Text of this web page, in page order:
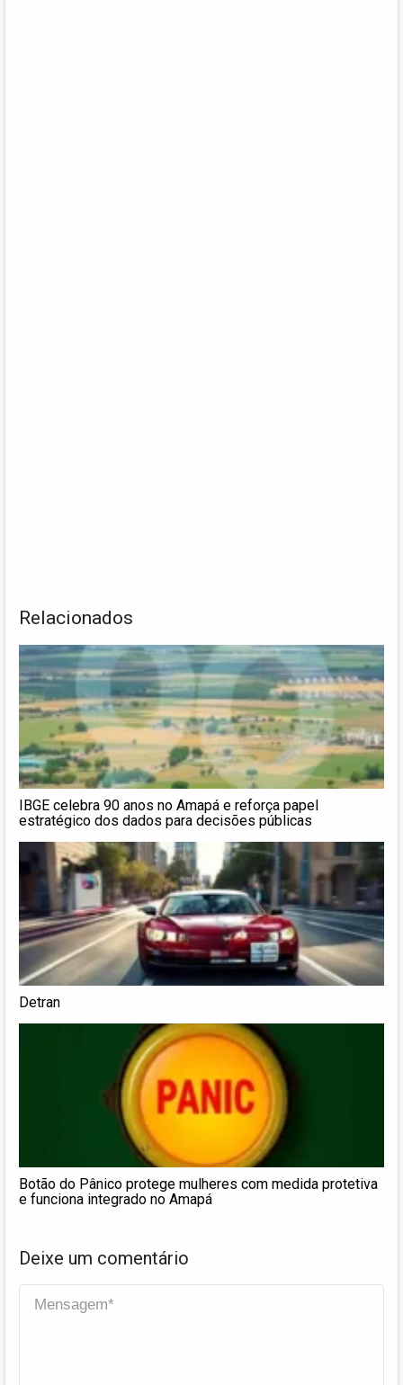
Relacionados
IBGE celebra 90 anos no Amapá e reforça papel
estratégico dos dados para decisões públicas
Detran
Botão do Pânico protege mulheres com medida protetiva
e funciona integrado no Amapá
Deixe um comentário